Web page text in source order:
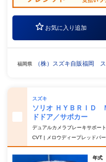
お気に入り追加
福岡県 （株）スズキ自販福岡
スズキ
ソリオ ＨＹＢＲＩＤ
ドドア／サポカー
デュアルカメラブレーキサポー
CVT | メロウディープレッドパ
年式